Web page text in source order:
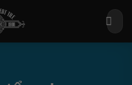
Tìm
kiếm: